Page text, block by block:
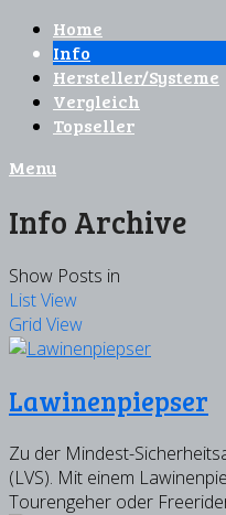
Home
Info
Hersteller/Systeme
Vergleich
Topseller
Menu
Info Archive
Show Posts in
List View
Grid View
Lawinenpiepser
Zu der Mindest-
(LVS). Mit einem
Tourengeher oder